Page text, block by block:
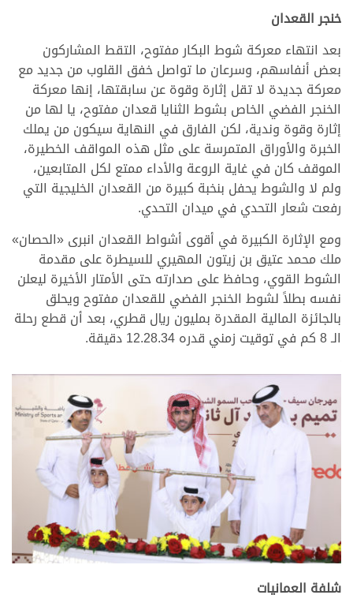
خنجر القعدان
بعد انتهاء معركة شوط البكار مفتوح، التقط المشاركون
بعض أنفاسهم، وسرعان ما تواصل خفق القلوب من جديد مع
معركة جديدة لا تقل إثارة وقوة عن سابقتها، إنها معركة
الخنجر الفضي الخاص بشوط الثنايا قعدان مفتوح، يا لها من
إثارة وقوة وندية، لكن الفارق في النهاية سيكون من يملك
الخبرة والأوراق المتمرسة على مثل هذه المواقف الخطيرة،
الموقف كان في غاية الروعة والأداء ممتع لكل المتابعين،
ولم لا والشوط يحفل بنخبة كبيرة من القعدان الخليجية التي
رفعت شعار التحدي في ميدان التحدي.
ومع الإثارة الكبيرة في أقوى أشواط القعدان انبرى «الحصان»
ملك محمد عتيق بن زيتون المهيري للسيطرة على مقدمة
الشوط القوي، وحافظ على صدارته حتى الأمتار الأخيرة ليعلن
نفسه بطلاً لشوط الخنجر الفضي للقعدان مفتوح ويحلق
بالجائزة المالية المقدرة بمليون ريال قطري، بعد أن قطع رحلة
الـ 8 كم في توقيت زمني قدره 12.28.34 دقيقة.
شلفة العمانيات